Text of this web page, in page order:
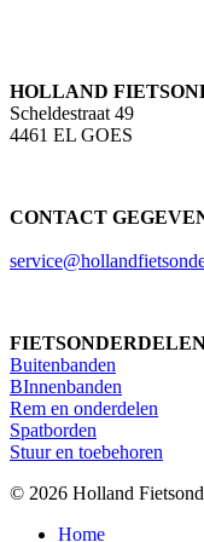
HOLLAND
Scheldestraat 49
4461 EL GOES
CONTACT
Buitenbanden
BInnenbanden
Rem en onderdelen
Spatborden
Stuur en toebehoren
© 2026 Holland
Close
Home